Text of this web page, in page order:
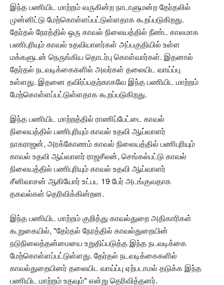
இந்த பணியிட மாற்றம் வருகின்ற நாடாளுமன்ற தேர்தலில்
முன்னிட்டு மேற்கொள்ளப்பட்டுள்ளதாக கூறப்படுகிறது.
தேர்தல் நேரத்தில் ஒரு காவல் நிலையத்தில் நீண்ட காலமாக
பணிபுரியும் காவல் உதவியாளர்கள் அப்பகுதியில் உள்ள
மக்களுடன் நெருங்கிய தொடர்பு கொள்வார்கள். இதனால்
தேர்தல் நடவடிக்கைகளில் அவர்கள் தலையிட வாய்ப்பு
உள்ளது. இதனை தவிர்ப்பதற்காகவே இந்த பணியிட மாற்றம்
மேற்கொள்ளப்பட்டுள்ளதாக கூறப்படுகிறது.
இந்த பணியிட மாற்றத்தில் ராணிப்பேட்டை காவல்
நிலையத்தில் பணிபுரியும் காவல் உதவி ஆய்வாளர்
நாகராஜன், அரக்கோணம் காவல் நிலையத்தில் பணிபுரியும்
காவல் உதவி ஆய்வாளர் ராஜசீலன், செங்கல்பட்டு காவல்
நிலையத்தில் பணிபுரியும் காவல் உதவி ஆய்வாளர்
சீனிவாசன் ஆகியோர் உட்பட 19 பேர் அடங்குவதாக
தகவல்கள் தெரிவிக்கின்றன.
இந்த பணியிட மாற்றம் குறித்து காவல்துறை அதிகாரிகள்
கூறுகையில், "தேர்தல் நேரத்தில் காவல்துறையின்
நடுநிலைத்தன்மையை உறுதிப்படுத்த இந்த நடவடிக்கை
மேற்கொள்ளப்பட்டுள்ளது. தேர்தல் நடவடிக்கைகளில்
காவல்துறையினர் தலையிட வாய்ப்பு ஏற்படாமல் தடுக்க இந்த
பணியிட மாற்றம் உதவும்" என்று தெரிவித்தனர்.